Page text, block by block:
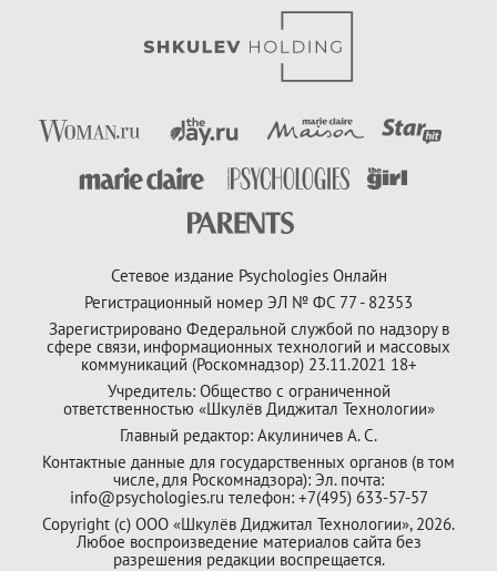
Сетевое издание Psychologies Онлайн
Регистрационный номер ЭЛ № ФС 77 - 82353
Зарегистрировано Федеральной службой по надзору в
сфере связи, информационных технологий и массовых
коммуникаций (Роскомнадзор) 23.11.2021 18+
Учредитель: Общество с ограниченной
ответственностью «Шкулёв Диджитал Технологии»
Главный редактор: Акулиничев А. С.
Контактные данные для государственных органов (в том
числе, для Роскомнадзора): Эл. почта:
info@psychologies.ru телефон: +7(495) 633-57-57
Copyright (с) ООО «Шкулёв Диджитал Технологии», 2026.
Любое воспроизведение материалов сайта без
разрешения редакции воспрещается.